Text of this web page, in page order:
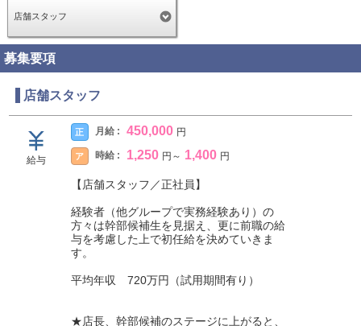
店舗スタッフ
募集要項
店舗スタッフ
給与
正 月給 : 450,000 円
ア 時給 : 1,250 円 ～ 1,400 円
【店舗スタッフ／正社員】
経験者（他グループで実務経験あり）の
方々は幹部候補生を見据え、更に前職の給
与を考慮した上で初任給を決めていきま
す。
平均年収 720万円（試用期間有り）
★店長、幹部候補のステージに上がると、